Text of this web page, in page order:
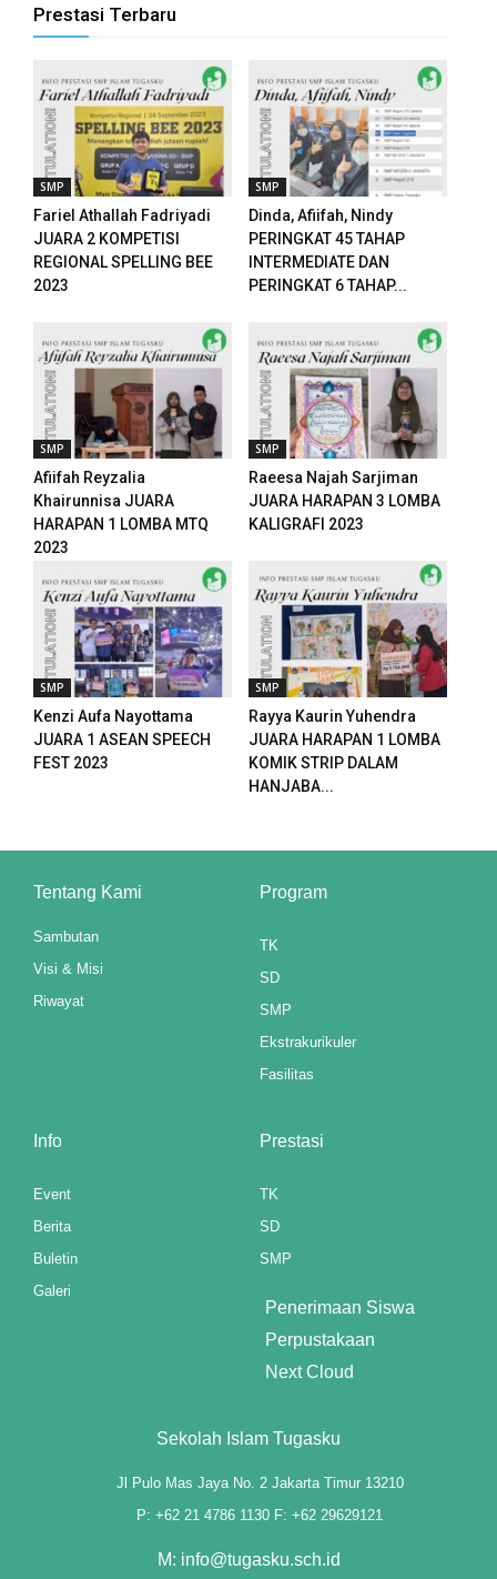
Prestasi Terbaru
SMP
Fariel Athallah Fadriyadi
JUARA 2 KOMPETISI
REGIONAL SPELLING BEE
2023
SMP
Dinda, Afiifah, Nindy
PERINGKAT 45 TAHAP
INTERMEDIATE DAN
PERINGKAT 6 TAHAP...
SMP
Afiifah Reyzalia
Khairunnisa JUARA
HARAPAN 1 LOMBA MTQ
2023
SMP
Raeesa Najah Sarjiman
JUARA HARAPAN 3 LOMBA
KALIGRAFI 2023
SMP
Kenzi Aufa Nayottama
JUARA 1 ASEAN SPEECH
FEST 2023
SMP
Rayya Kaurin Yuhendra
JUARA HARAPAN 1 LOMBA
KOMIK STRIP DALAM
HANJABA...
Tentang Kami
Sambutan
Visi & Misi
Riwayat
Program
TK
SD
SMP
Ekstrakurikuler
Fasilitas
Info
Event
Berita
Buletin
Galeri
Prestasi
TK
SD
SMP
Penerimaan Siswa
Perpustakaan
Next Cloud
Sekolah Islam Tugasku
Jl Pulo Mas Jaya No. 2 Jakarta Timur 13210
P: +62 21 4786 1130 F: +62 29629121
M: info@tugasku.sch.id